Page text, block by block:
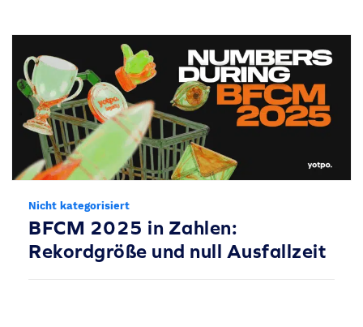
Nicht kategorisiert
BFCM 2025 in Zahlen:
Rekordgröße und null Ausfallzeit